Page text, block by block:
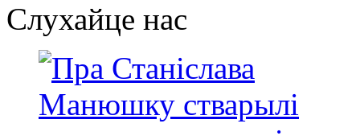
Слухайце нас